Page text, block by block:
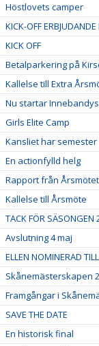
Höstlovets camper
KICK-OFF
KICK OFF
Betalparkering på
Kallelse till Extra
Nu startar
Girls Elite Camp
Kansliet har semester
En actionfylld helg
Rapport från Årsmötet
Kallelse till Årsmöte
TACK FÖR
Avslutning 4 maj
ELLEN NOMINERAD
Skånemästerskapen
Framgångar i
SAVE THE DATE
En historisk final